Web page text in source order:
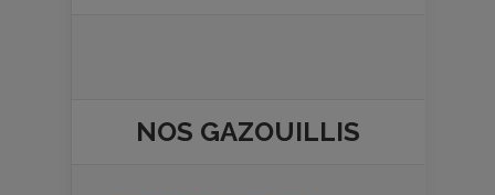
NOS GAZOUILLIS